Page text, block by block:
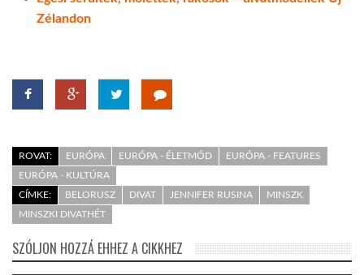
Zélandon
ROVAT: EURÓPA EURÓPA - ÉLETMÓD
EURÓPA - FEATURES
EURÓPA - KULTÚRA
CÍMKE:
BELORUSZ DIVAT JENNIFER RUSINA
MINSZK
MINSZKI DIVATHÉT
SZÓLJON HOZZÁ EHHEZ A CIKKHEZ